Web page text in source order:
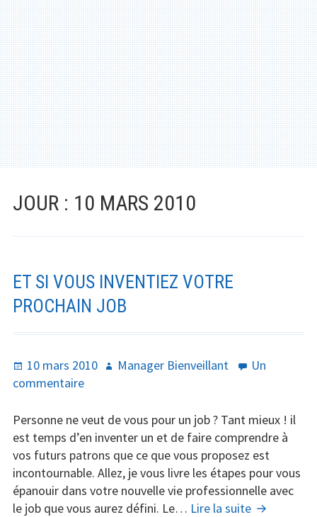
JOUR : 10 MARS 2010
ET SI VOUS INVENTIEZ VOTRE
PROCHAIN JOB
Publié
le
10 mars 2010 Auteur
Manager Bienveillant
Un
commentairesur
si
vous
inventiez
votre
prochain
job
Personne ne veut de vous pour un job ? Tant mieux ! il
est temps d’en inventer un et de faire comprendre à
vos futurs patrons que ce que vous proposez est
incontournable. Allez, je vous livre les étapes pour vous
épanouir dans votre nouvelle vie professionnelle avec
le job que vous aurez défini. Le… Lire la suite Et